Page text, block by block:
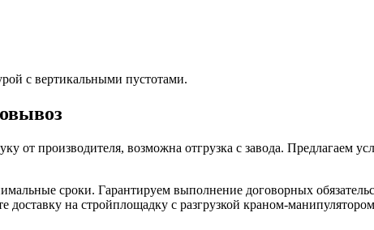
с вертикальными пустотами.
производителя, возможна отгрузка с завода. Предлагаем
сроки. Гарантируем выполнение договорных
на стройплощадку с разгрузкой краном-